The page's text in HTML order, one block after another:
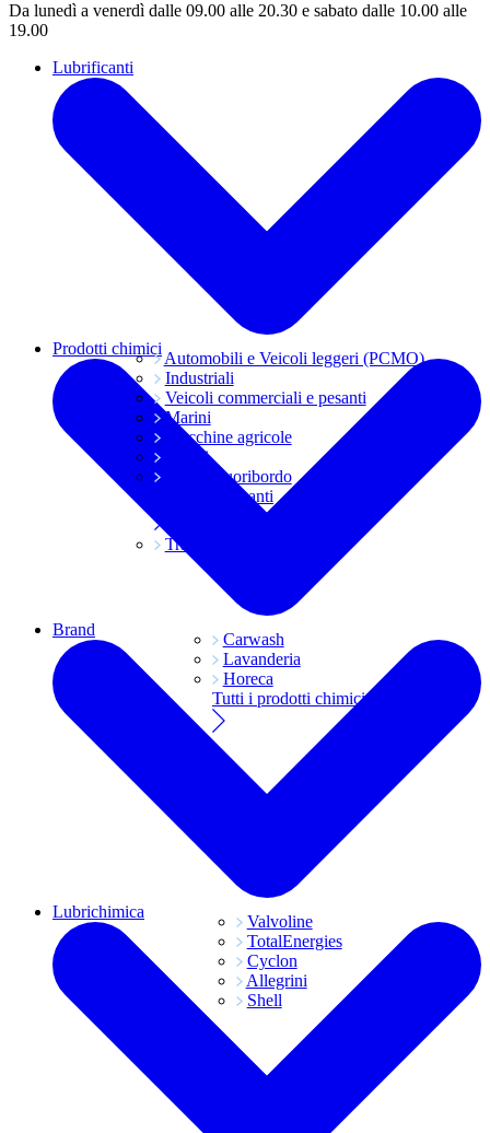
Da lunedì a venerdì dalle 09.00 alle 20.30 e sabato dalle 10.00 alle
19.00
Lubrificanti
Automobili e Veicoli leggeri (PCMO)
Industriali
Veicoli commerciali e pesanti
Marini
Macchine agricole
Grassi
Moto e fuoribordo
Tutti i lubrificanti
Trasmissioni
Prodotti chimici
Carwash
Lavanderia
Horeca
Tutti i prodotti chimici
Brand
Valvoline
TotalEnergies
Cyclon
Allegrini
Shell
Lubrichimica